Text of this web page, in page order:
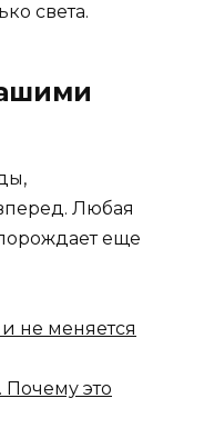
света.
Любая
еще
не меняется
это